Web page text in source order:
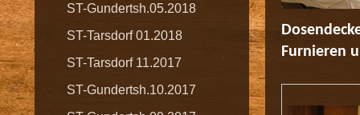
Furnieren
ST-Gundertsh.05.2018
ST-Tarsdorf 01.2018
ST-Tarsdorf 11.2017
ST-Gundertsh.10.2017